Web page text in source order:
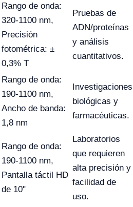
Rango de onda:
320-1100 nm,
Precisión
fotométrica: ±
0,3% T
Pruebas de
ADN/proteínas
y análisis
cuantitativos.
Rango de onda:
190-1100 nm,
Ancho de banda:
1,8 nm
Investigaciones
biológicas y
farmacéuticas.
Rango de onda:
190-1100 nm,
Pantalla táctil HD
de 10"
Laboratorios
que requieren
alta precisión y
facilidad de
uso.